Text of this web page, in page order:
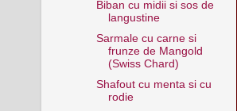
Biban cu midii si sos de
langustine
Sarmale cu carne si
frunze de Mangold
(Swiss Chard)
Shafout cu menta si cu
rodie